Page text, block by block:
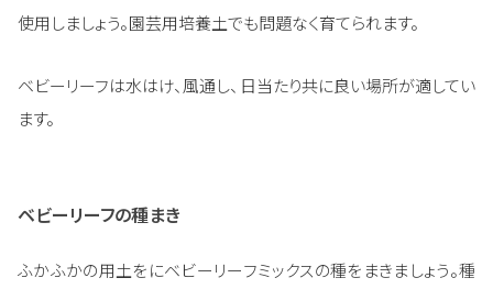
使用しましょう。園芸用培養土でも問題なく育てられます。
ベビーリーフは水はけ、風通し、日当たり共に良い場所が適してい
ます。
ベビーリーフの種まき
ふかふかの用土をにベビーリーフミックスの種をまきましょう。種